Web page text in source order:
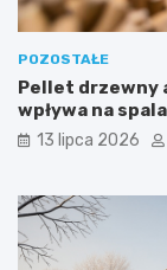
POZOSTAŁE
Pellet drzewny
wpływa na
13 lipca 2026